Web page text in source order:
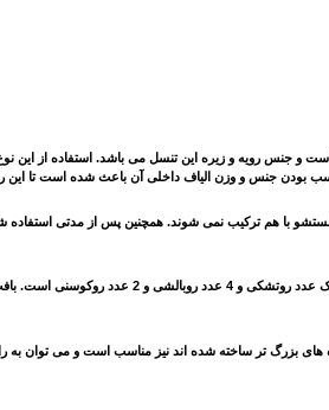
و جنس رویه و زیره این تنسل می باشد. استفاده از
بودن جنس و وزن الیاف داخلی آن باعث شده است تا
با هم ترکیب نمی شوند. همچنین پس از مدتی
، یک عدد روتشکی و 4 عدد
بزرگ تر ساخته شده اند نیز مناسب است و می توان به